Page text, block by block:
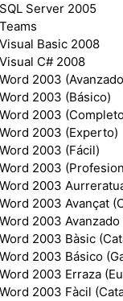
Server 2005
Basic 2008
C# 2008
2003
2003 (Básico)
2003
2003 (Experto)
2003 (Fácil)
2003
2003
2003 Avançat
2003 Avanzado
2003 Bàsic
2003 Básico
2003 Erraza
2003 Fàcil